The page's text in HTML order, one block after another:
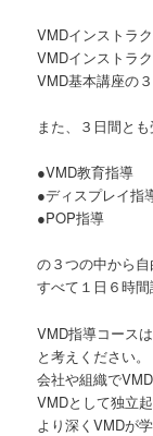
VMDインストラク
VMDインストラ
VMD基本講座の
また、３日間と
●VMD教育指導
●ディスプレイ指
●POP指導
の３つの中から自
すべて１日６時間
VMD指導コース
と考えください。
会社や組織で
VMDとして独立
より深くVMDが学